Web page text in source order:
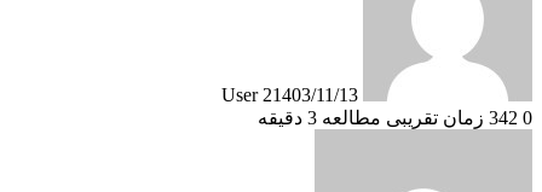
User 21403/11/13
0
زمان تقریبی مطالعه 3 دقیقه